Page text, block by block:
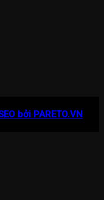
bởi PARETO.VN